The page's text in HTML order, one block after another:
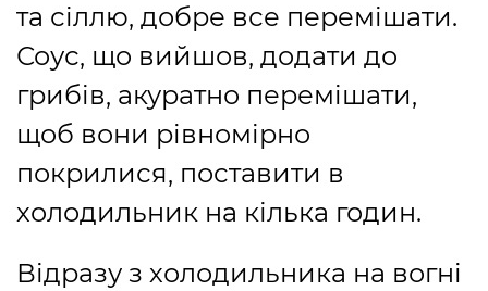
та сіллю, добре все перемішати.
Соус, що вийшов, додати до
грибів, акуратно перемішати,
щоб вони рівномірно
покрилися, поставити в
холодильник на кілька годин.
Відразу з холодильника на вогні